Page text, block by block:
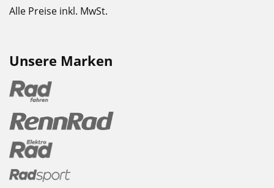
Alle Preise inkl. MwSt.
Unsere Marken